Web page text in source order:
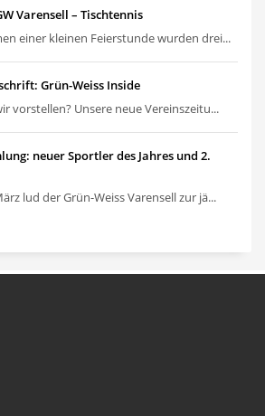
Varensell – Tischtennis
einer kleinen Feierstunde wurden drei...
Grün-Weiss Inside
vorstellen? Unsere neue Vereinszeitu...
neuer Sportler des Jahres und 2.
lud der Grün-Weiss Varensell zur jä...